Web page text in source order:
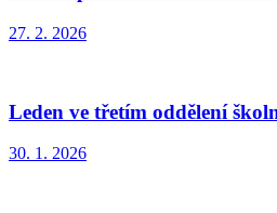
27. 2. 2026
Leden ve třetím oddělení
30. 1. 2026